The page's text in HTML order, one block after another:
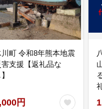
川町 令和8年熊本地震
害支援【返礼品な
円